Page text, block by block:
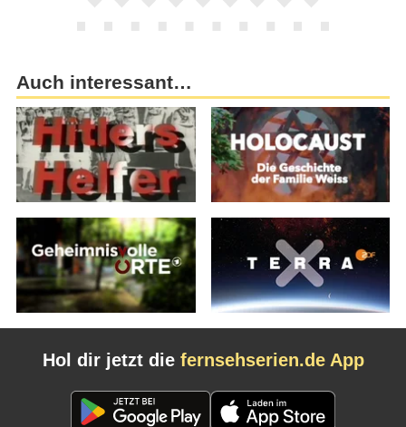
Auch interessant…
Hol dir jetzt die fernsehserien.de App